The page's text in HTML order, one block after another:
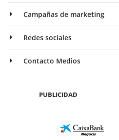
Campañas de marketing
Redes sociales
Contacto Medios
PUBLICIDAD